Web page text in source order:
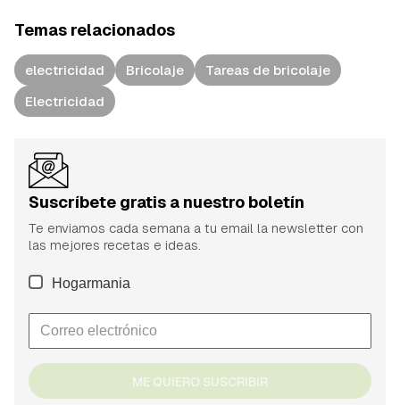
Temas relacionados
electricidad Bricolaje
Tareas de bricolaje
Electricidad
Suscríbete gratis a nuestro boletín
Te enviamos cada semana a tu email la newsletter con
las mejores recetas e ideas.
Hogarmania
ME QUIERO SUSCRIBIR